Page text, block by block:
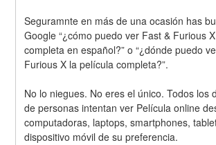
Seguramnte en más de una ocasión has
Google “¿cómo puedo ver Fast & Furious
completa en español?” o “¿dónde puedo
Furious X la película completa?”.
No lo niegues. No eres el único. Todos los
de personas intentan ver Película online
computadoras, laptops, smartphones,
dispositivo móvil de su preferencia.